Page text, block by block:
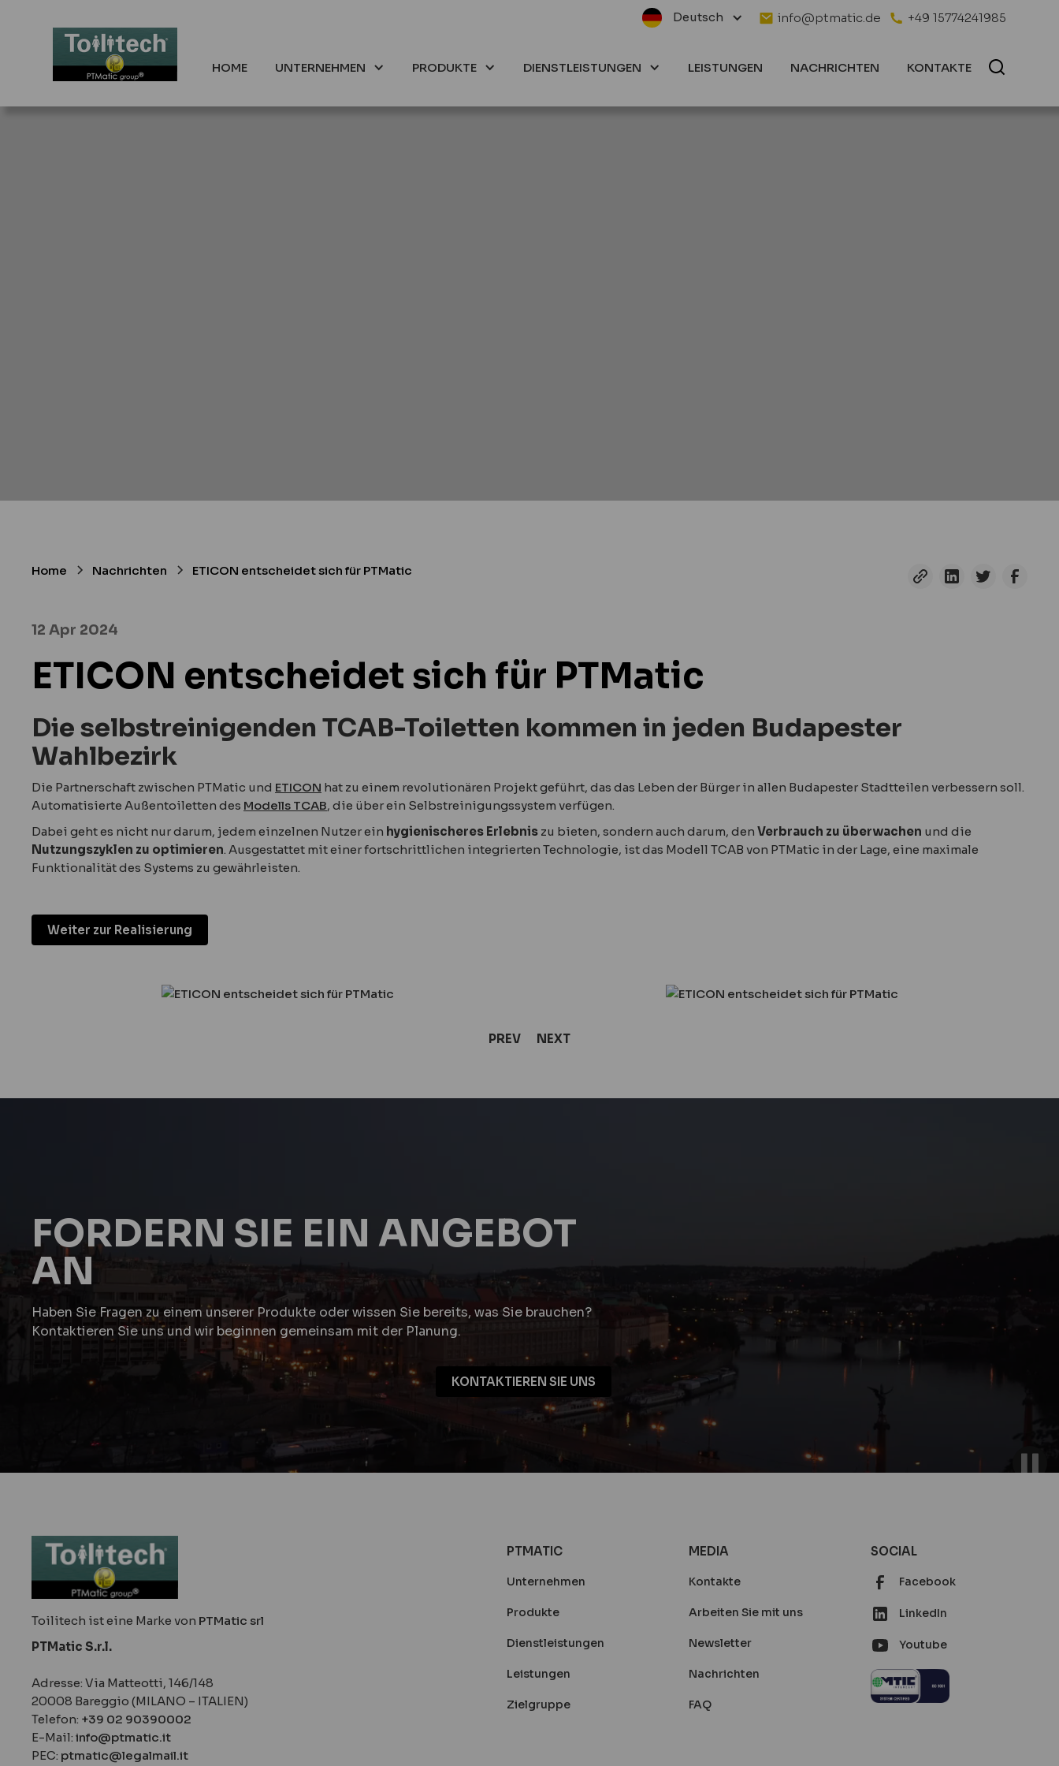
Deutsch info@ptmatic.de +49 15774241985
HOME UNTERNEHMEN PRODUKTE DIENSTLEISTUNGEN LEISTUNGEN NACHRICHTEN KONTAKTE
Home Nachrichten ETICON entscheidet sich für PTMatic
12 Apr 2024
ETICON entscheidet sich für PTMatic
Die selbstreinigenden TCAB-Toiletten kommen in jeden Budapester
Wahlbezirk
Die Partnerschaft zwischen PTMatic und ETICON hat zu einem revolutionären Projekt geführt, das das Leben der Bürger in allen Budapester Stadtteilen verbessern soll.
Automatisierte Außentoiletten des Modells TCAB, die über ein Selbstreinigungssystem verfügen.
Dabei geht es nicht nur darum, jedem einzelnen Nutzer ein hygienischeres Erlebnis zu bieten, sondern auch darum, den Verbrauch zu überwachen und die
Nutzungszyklen zu optimieren. Ausgestattet mit einer fortschrittlichen integrierten Technologie, ist das Modell TCAB von PTMatic in der Lage, eine maximale
Funktionalität des Systems zu gewährleisten.
Weiter zur Realisierung
PREV NEXT
FORDERN SIE EIN ANGEBOT
AN
Haben Sie Fragen zu einem unserer Produkte oder wissen Sie bereits, was Sie brauchen?
Kontaktieren Sie uns und wir beginnen gemeinsam mit der Planung.
KONTAKTIEREN SIE UNS
Toilitech ist eine Marke von PTMatic srl
PTMatic S.r.l.
Adresse: Via Matteotti, 146/148
20008 Bareggio (MILANO – ITALIEN)
Telefon: +39 02 90390002
E-Mail: info@ptmatic.it
PEC: ptmatic@legalmail.it
PTMATIC
Unternehmen
Produkte
Dienstleistungen
Leistungen
Zielgruppe
MEDIA
Kontakte
Arbeiten Sie mit uns
Newsletter
Nachrichten
FAQ
SOCIAL
Facebook
LinkedIn
Youtube